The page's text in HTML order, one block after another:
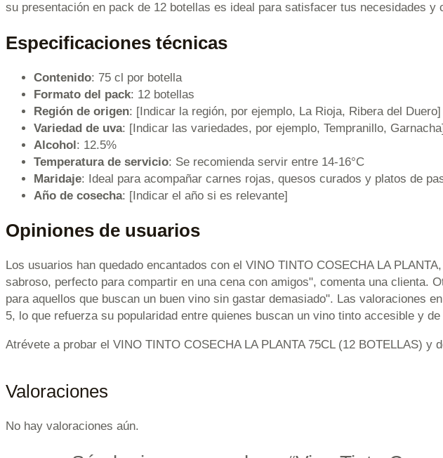
su presentación en pack de 12 botellas es ideal para satisfacer tus necesidades
Especificaciones técnicas
Contenido: 75 cl por botella
Formato del pack: 12 botellas
Región de origen: [Indicar la región, por ejemplo, La Rioja, Ribera del Duero]
Variedad de uva: [Indicar las variedades, por ejemplo, Tempranillo,
Alcohol: 12.5%
Temperatura de servicio: Se recomienda servir entre 14-16°C
Maridaje: Ideal para acompañar carnes rojas, quesos curados y platos de
Año de cosecha: [Indicar el año si es relevante]
Opiniones de usuarios
Los usuarios han quedado encantados con el VINO TINTO COSECHA LA
sabroso, perfecto para compartir en una cena con amigos", comenta una clienta.
para aquellos que buscan un buen vino sin gastar demasiado". Las valoraciones
5, lo que refuerza su popularidad entre quienes buscan un vino tinto accesible y de
Atrévete a probar el VINO TINTO COSECHA LA PLANTA 75CL (12 BOTELLAS)
Valoraciones
No hay valoraciones aún.